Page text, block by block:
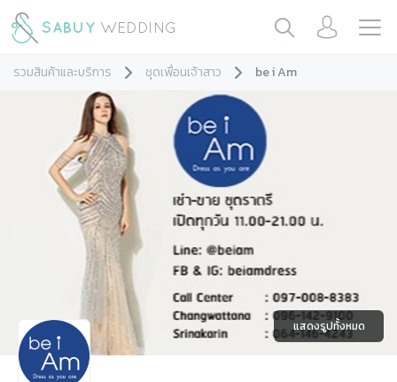
รวมสินค้าและบริการ ชุดเพื่อนเจ้าสาว be i Am
แสดงรูปทั้งหมด